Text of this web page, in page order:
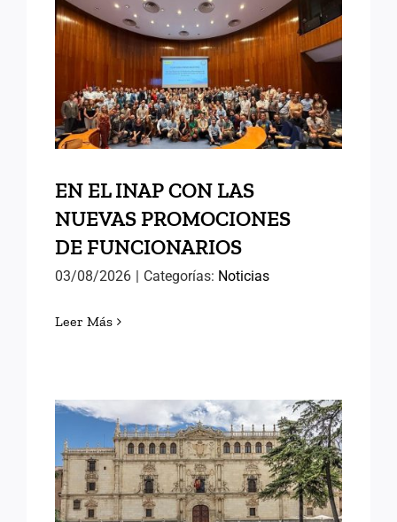
EN EL INAP CON LAS
NUEVAS PROMOCIONES
DE FUNCIONARIOS
EN EL INAP CON LAS
NUEVAS PROMOCIONES
DE FUNCIONARIOS
03/08/2026 | Categorías: Noticias
Leer Más
MEMORIAS DE ALCALÁ (II)